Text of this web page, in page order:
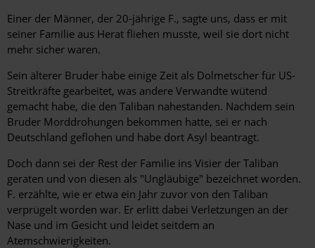
Einer der Männer, der 20-jährige F., sagte uns, dass er mit
seiner Familie aus Herat fliehen musste, weil sie dort nicht
mehr sicher waren.
Sein älterer Bruder habe einige Zeit als Dolmetscher für US-
Streitkräfte gearbeitet, was andere Verwandte wütend
gemacht habe, die den Taliban nahestanden. Nachdem sein
Bruder Morddrohungen bekommen hatte, sei er nach
Deutschland geflohen und habe dort Asyl beantragt.
Doch dann sei der Rest der Familie ins Visier der Taliban
geraten und von diesen als "Ungläubige" bezeichnet worden.
F. erzählte, wie er etwa ein Jahr zuvor von den Taliban
verprügelt worden war. Er erlitt dabei Verletzungen an der
Nase und im Gesicht und leidet seitdem an
Atemschwierigkeiten.